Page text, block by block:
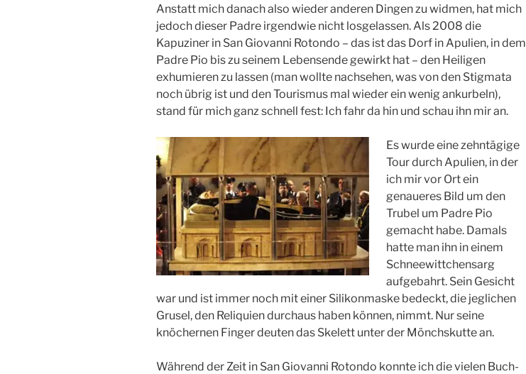
Anstatt mich danach also wieder anderen Dingen zu widmen, hat mich
jedoch dieser Padre irgendwie nicht losgelassen. Als 2008 die
Kapuziner in San Giovanni Rotondo – das ist das Dorf in Apulien, in dem
Padre Pio bis zu seinem Lebensende gewirkt hat – den Heiligen
exhumieren zu lassen (man wollte nachsehen, was von den Stigmata
noch übrig ist und den Tourismus mal wieder ein wenig ankurbeln),
stand für mich ganz schnell fest: Ich fahr da hin und schau ihn mir an.
Es wurde eine zehntägige
Tour durch Apulien, in der
ich mir vor Ort ein
genaueres Bild um den
Trubel um Padre Pio
gemacht habe. Damals
hatte man ihn in einem
Schneewittchensarg
aufgebahrt. Sein Gesicht
war und ist immer noch mit einer Silikonmaske bedeckt, die jeglichen
Grusel, den Reliquien durchaus haben können, nimmt. Nur seine
knöchernen Finger deuten das Skelett unter der Mönchskutte an.
Während der Zeit in San Giovanni Rotondo konnte ich die vielen Buch-